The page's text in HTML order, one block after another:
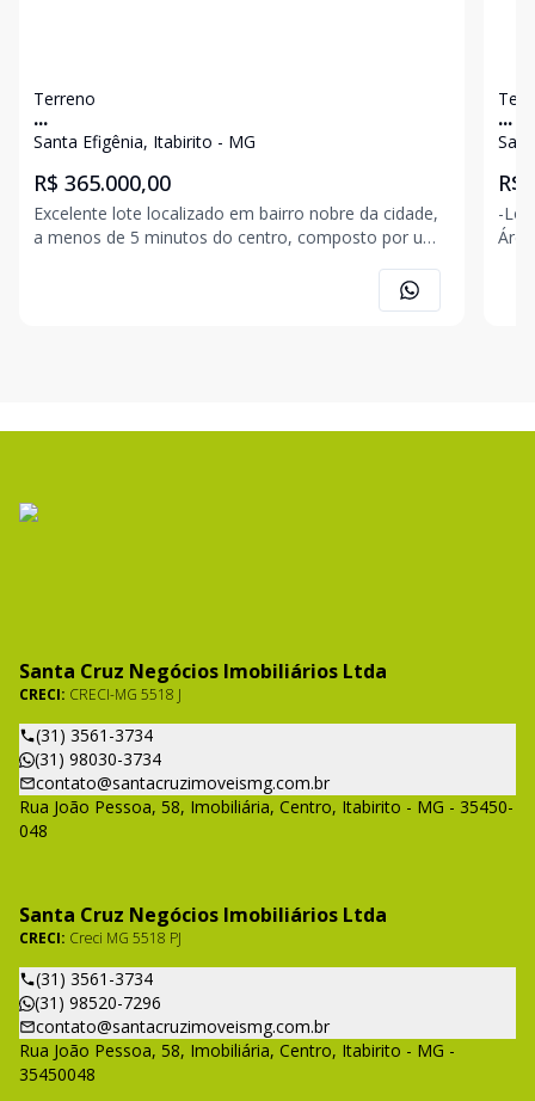
Terreno
...
Santa Efigênia, Itabirito - MG
R$ 365.000,00
Excelente lote localizado em bairro nobre da cidade,
a menos de 5 minutos do centro, composto por uma
...
R$
-Lote
Área de
Santa Cruz Negócios Imobiliários Ltda
CRECI: CRECI-MG 5518 J
(31) 3561-3734
(31) 98030-3734
contato@santacruzimoveismg.com.br
Rua João Pessoa, 58, Imobiliária, Centro, Itabirito - MG - 35450-
048
Santa Cruz Negócios Imobiliários Ltda
CRECI: Creci MG 5518 PJ
(31) 3561-3734
(31) 98520-7296
contato@santacruzimoveismg.com.br
Rua João Pessoa, 58, Imobiliária, Centro, Itabirito - MG -
35450048